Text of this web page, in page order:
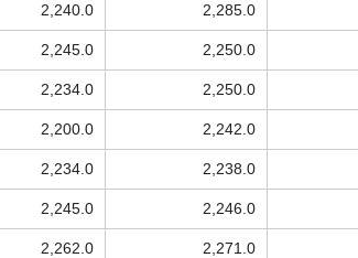
2,240.0 2,285.0
2,245.0 2,250.0
2,234.0 2,250.0
2,200.0 2,242.0
2,234.0 2,238.0
2,245.0 2,246.0
2,262.0 2,271.0